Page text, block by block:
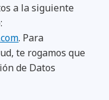
a la siguiente
. Para
te rogamos que
de Datos